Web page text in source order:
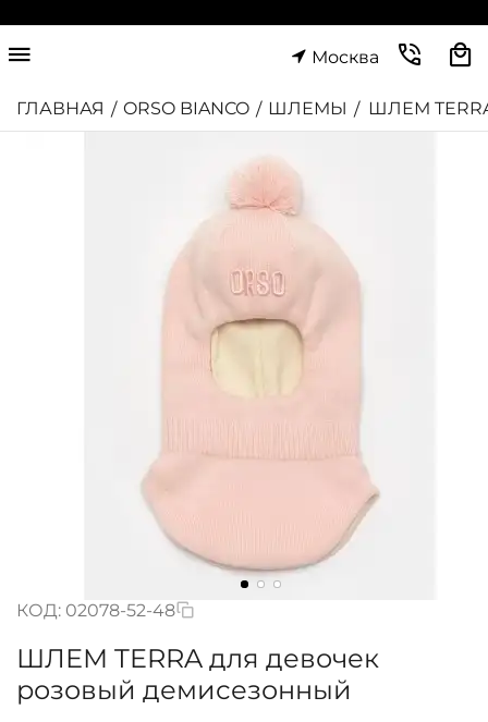
Москва
ГЛАВНАЯ / ORSO BIANCO / ШЛЕМЫ / ШЛЕМ
КОД: 02078-52-48
ШЛЕМ TERRA для девочек
розовый демисезонный